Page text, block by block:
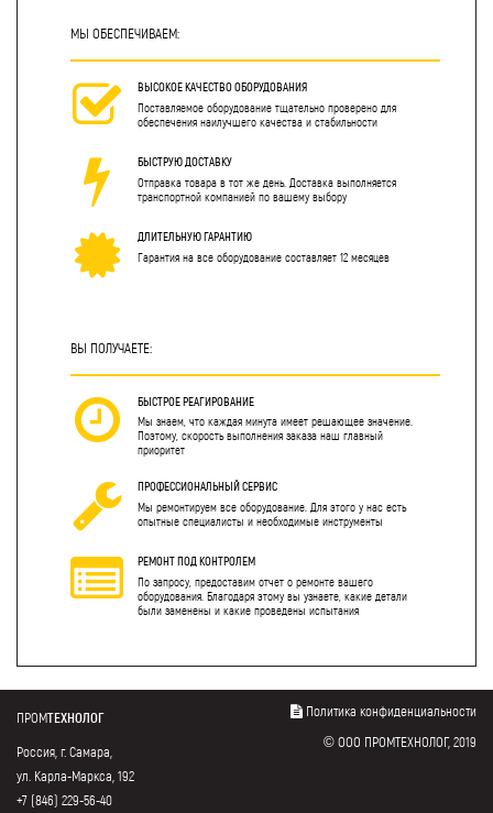
МЫ ОБЕСПЕЧИВАЕМ:
ВЫСОКОЕ КАЧЕСТВО ОБОРУДОВАНИЯ
Поставляемое оборудование тщательно проверено для
обеспечения наилучшего качества и стабильности
БЫСТРУЮ ДОСТАВКУ
Отправка товара в тот же день. Доставка выполняется
транспортной компанией по вашему выбору
ДЛИТЕЛЬНУЮ ГАРАНТИЮ
Гарантия на все оборудование составляет 12 месяцев
ВЫ ПОЛУЧАЕТЕ:
БЫСТРОЕ РЕАГИРОВАНИЕ
Мы знаем, что каждая минута имеет решающее значение.
Поэтому, скорость выполнения заказа наш главный
приоритет
ПРОФЕССИОНАЛЬНЫЙ СЕРВИС
Мы ремонтируем все оборудование. Для этого у нас есть
опытные специалисты и необходимые инструменты
РЕМОНТ ПОД КОНТРОЛЕМ
По запросу, предоставим отчет о ремонте вашего
оборудования. Благодаря этому вы узнаете, какие детали
были заменены и какие проведены испытания
ПРОМТЕХНОЛОГ
Россия, г. Самара,
ул. Карла-Маркса, 192
+7 (846) 229-56-40
Политика конфиденциальности
© ООО ПРОМТЕХНОЛОГ, 2019